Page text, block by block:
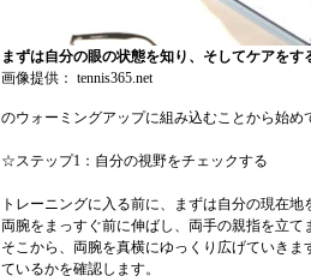
まずは自分の眼の状態を知り、そしてケアをす
画像提供： tennis365.net
のウォーミングアップに組み込むことから始め
☆ステップ1：自分の視野をチェックする
トレーニングに入る前に、まずは自分の現在地
両腕をまっすぐ前に伸ばし、両手の親指を立て
そこから、両腕を真横にゆっくり広げていき
ているかを確認します。